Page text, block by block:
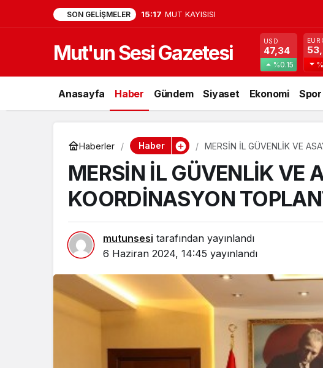
SON GELIŞMELER 15:17 MUT KAYISISI
Mut'un Sesi Gazetesi USD
47,34
%0.15
Anasayfa Haber Gündem Siyaset Ekonomi Spor
Haberler Haber MERSİN İL GÜVENLİK VE
MERSİN İL GÜVENLİK VE
KOORDİNASYON
mutunsesi tarafından yayınlandı
6 Haziran 2024, 14:45 yayınlandı